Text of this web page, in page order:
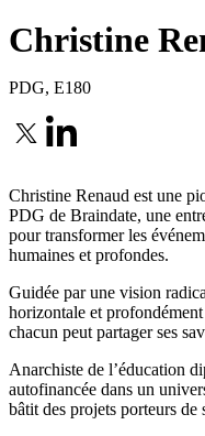
Christine
PDG, E180
Christine Renaud est une
PDG de Braindate, une
pour transformer les
humaines et profondes.
Guidée par une vision
horizontale et
chacun peut partager ses
Anarchiste de l’éducation
autofinancée dans un
bâtit des projets porteurs de